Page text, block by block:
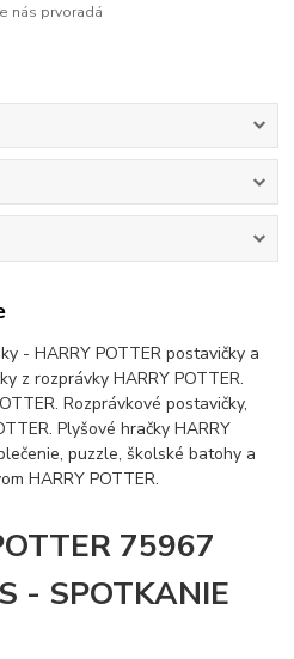
nás prvoradá
- HARRY POTTER postavičky a
z rozprávky HARRY POTTER.
Rozprávkové postavičky,
Plyšové hračky HARRY
puzzle, školské batohy a
HARRY POTTER.
75967
- SPOTKANIE